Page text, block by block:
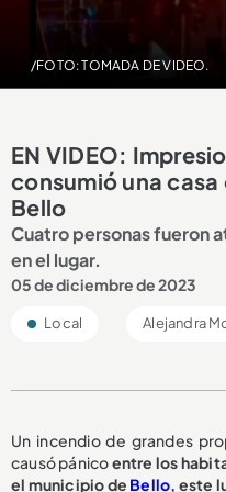
/FOTO: TOMADA DE VIDEO.
EN VIDEO:
consumió una casa
Bello
Cuatro personas fueron
en el lugar.
05 de diciembre de 2023
Local Alejandra
Un incendio de grandes
causó pánicoentre los
el municipio de Bello, este